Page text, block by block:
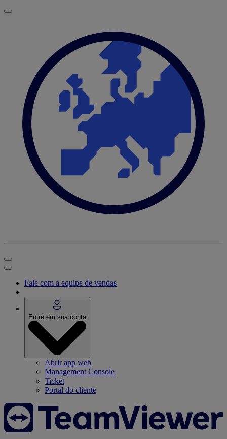
Fale com a equipe de vendas
Entre em sua conta
Abrir app web
Management Console
Ticket
Portal do cliente